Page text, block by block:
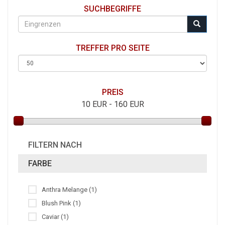
SUCHBEGRIFFE
TREFFER PRO SEITE
PREIS
10EUR - 160EUR
FILTERN NACH
FARBE
Anthra Melange (1)
Blush Pink (1)
Caviar (1)